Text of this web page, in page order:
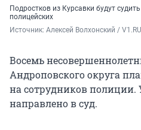
Подростков из Курсавки будут
полицейских
Источник: Алексей Волхонский / V1.RU
Восемь
Андроповского округа
на сотрудников полиции.
направлено в суд.